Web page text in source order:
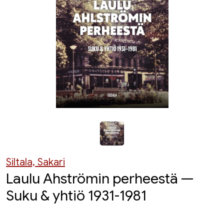
Siltala, Sakari
Laulu Ahströmin perheestä —
Suku & yhtiö 1931-1981